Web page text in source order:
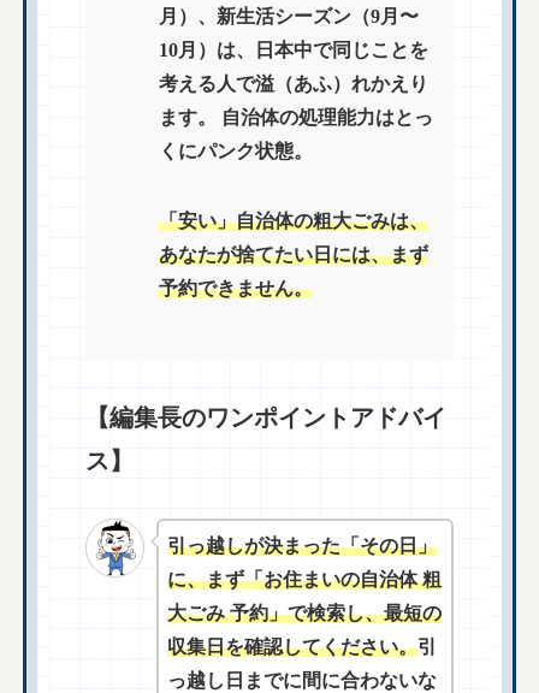
月）、新生活シーズン（9月〜
10月）は、日本中で同じことを
考える人で溢（あふ）れかえり
ます。 自治体の処理能力はとっ
くにパンク状態。
「安い」自治体の粗大ごみは、
あなたが捨てたい日には、まず
予約できません。
【編集長のワンポイントアドバイ
ス】
引っ越しが決まった「その日」
に、まず「お住まいの自治体 粗
大ごみ 予約」で検索し、最短の
収集日を確認してください。引
っ越し日までに間に合わないな